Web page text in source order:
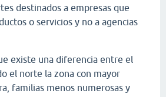
destinados a empresas que
o servicios y no a agencias
existe una diferencia entre el
el norte la zona con mayor
familias menos numerosas y